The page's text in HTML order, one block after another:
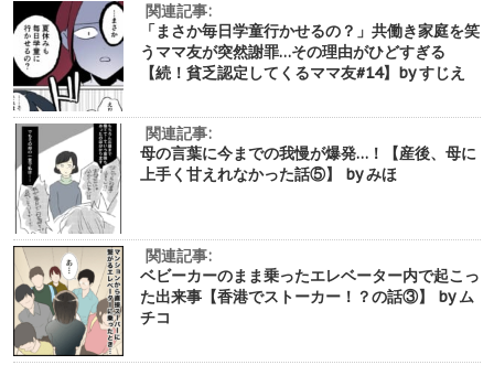
関連記事:
「まさか毎日学童行かせるの？」共働き家庭を笑
うママ友が突然謝罪…その理由がひどすぎる
【続！貧乏認定してくるママ友#14】by すじえ
関連記事:
母の言葉に今までの我慢が爆発…！【産後、母に
上手く甘えれなかった話⑤】 by みほ
関連記事:
ベビーカーのまま乗ったエレベーター内で起こっ
た出来事【香港でストーカー！？の話③】 by ム
チコ